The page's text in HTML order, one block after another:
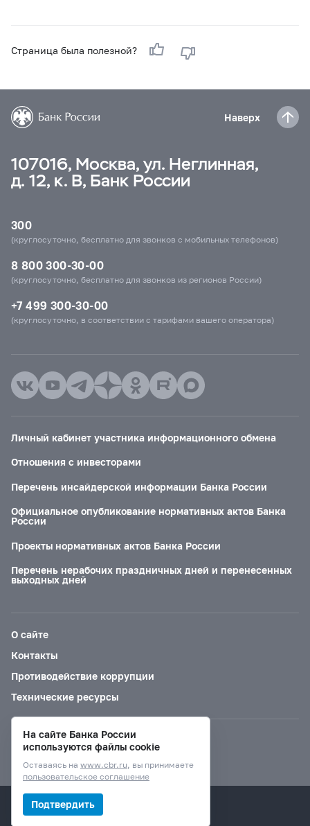
Страница была полезной?
Наверх
107016, Москва, ул. Неглинная,
д. 12, к. В, Банк России
300
(круглосуточно, бесплатно для звонков с мобильных телефонов)
8 800 300-30-00
(круглосуточно, бесплатно для звонков из регионов России)
+7 499 300-30-00
(круглосуточно, в соответствии с тарифами вашего оператора)
Личный кабинет участника информационного обмена
Отношения с инвесторами
Перечень инсайдерской информации Банка России
Официальное опубликование нормативных актов Банка
России
Проекты нормативных актов Банка России
Перечень нерабочих праздничных дней и перенесенных
выходных дней
О сайте
Контакты
Противодействие коррупции
Технические ресурсы
Версия для слабовидящих
© Банк России, 2000–2026.
На сайте Банка России
используются файлы cookie
Оставаясь на www.cbr.ru, вы принимаете
пользовательское соглашение
Подтвердить